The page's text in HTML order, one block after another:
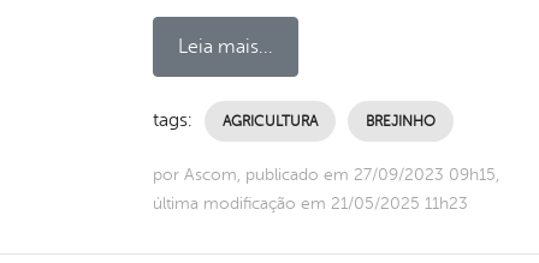
Leia mais...
tags: AGRICULTURA BREJINHO
por Ascom, publicado em 27/09/2023 09h15,
última modificação em 21/05/2025 11h23